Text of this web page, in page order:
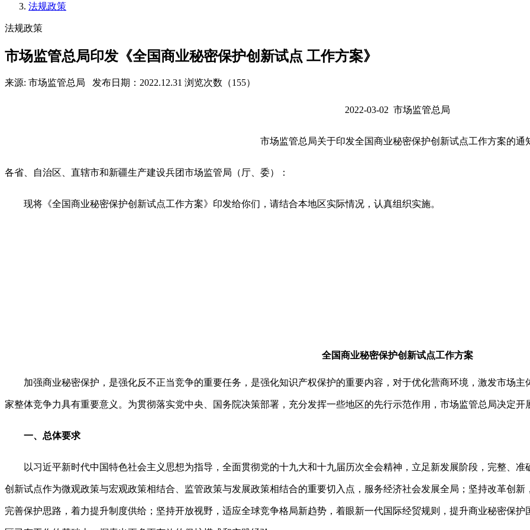
法规政策
法规政策
市场监管总局印发《全国商业秘密保护创新试点 工作方案》
来源: 市场监管总局 发布日期：2022.12.31 浏览次数（155）
2022-03-02 市场监管总局
市场监管总局关于印发全国商业秘密保护创新试点工作方案的通
各省、自治区、直辖市和新疆生产建设兵团市场监管局（厅、委）：
现将《全国商业秘密保护创新试点工作方案》印发给你们，请结合本地区实际情况，认真组织实施。
全国商业秘密保护创新试点工作方案
加强商业秘密保护，是强化反不正当竞争的重要任务，是强化知识产权保护的重要内容，对于优化营商环境，激发市场主
家整体竞争力具有重要意义。为贯彻落实党中央、国务院决策部署，充分发挥一些地区的先行示范作用，市场监管总局决定
一、总体要求
以习近平新时代中国特色社会主义思想为指导，全面贯彻党的十九大和十九届历次全会精神，立足新发展阶段，完整、准
创新试点作为微观政策与宏观政策相结合、监管政策与发展政策相结合的重要切入点，服务经济社会发展全局；坚持改革创
完善保护思路，着力提升制度供给；坚持开放视野，适应全球竞争格局新趋势，着眼新一代国际经贸规则，提升商业秘密保